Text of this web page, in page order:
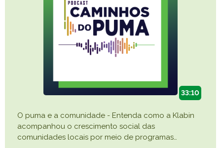
33:10
O puma e a comunidade - Entenda como a Klabin
acompanhou o crescimento social das
comunidades locais por meio de programas…